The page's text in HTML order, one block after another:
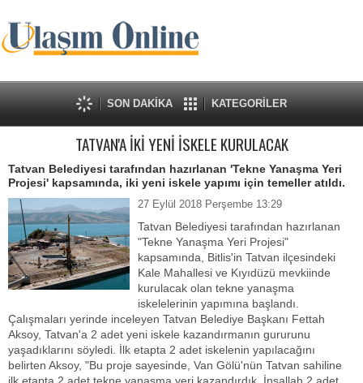
SON DAKİKA KATEGORİLER
TATVAN'A İKİ YENİ İSKELE KURULACAK
Tatvan Belediyesi tarafından hazırlanan 'Tekne Yanaşma Yeri
Projesi' kapsamında, iki yeni iskele yapımı için temeller atıldı.
27 Eylül 2018 Perşembe 13:29
Tatvan Belediyesi tarafından hazırlanan
"Tekne Yanaşma Yeri Projesi"
kapsamında, Bitlis'in Tatvan ilçesindeki
Kale Mahallesi ve Kıyıdüzü mevkiinde
kurulacak olan tekne yanaşma
iskelelerinin yapımına başlandı.
Çalışmaları yerinde inceleyen Tatvan Belediye Başkanı Fettah
Aksoy, Tatvan'a 2 adet yeni iskele kazandırmanın gururunu
yaşadıklarını söyledi. İlk etapta 2 adet iskelenin yapılacağını
belirten Aksoy, "Bu proje sayesinde, Van Gölü'nün Tatvan sahiline